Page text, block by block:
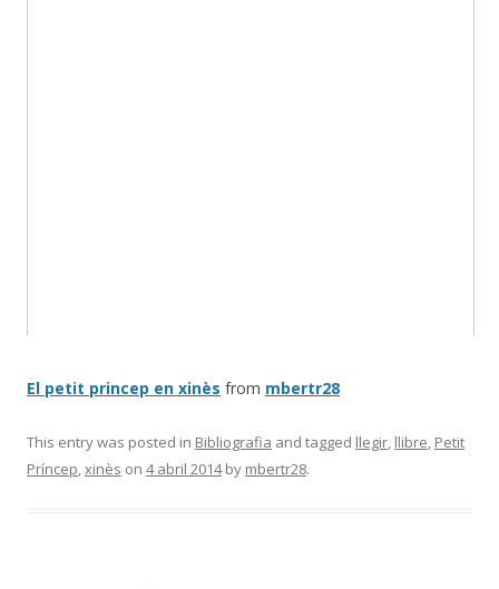
El petit princep en xinès from mbertr28
This entry was posted in Bibliografia and tagged llegir, llibre, Petit
Príncep,xinès on 4 abril 2014by mbertr28.